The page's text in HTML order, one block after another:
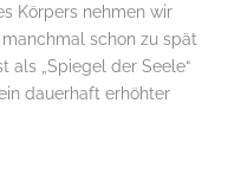
Körpers nehmen wir
schon zu spät
als „Spiegel der Seele“
dauerhaft erhöhter